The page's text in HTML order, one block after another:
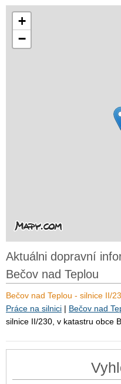
+
−
Aktuálni dopravní
Bečov nad Teplou
Bečov nad Teplou - silnice II/
Práce na silnici | Bečov nad
silnice II/230, v katastru obce